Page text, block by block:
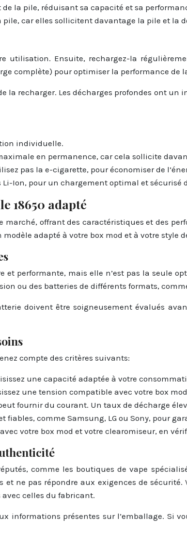
la pile, réduisant sa capacité et sa
pile, car elles sollicitent davantage la pile et la
utilisation. Ensuite, rechargez-la
complète) pour optimiser la performance de
la recharger. Les décharges profondes ont
individuelle.
en permanence, car cela sollicite
pas la e-cigarette, pour économiser de
Ion, pour un chargement optimal et sécurisé
18650 adapté
offrant des caractéristiques et des
adapté à votre box mod et à votre style
et performante, mais elle n’est pas la seule
ou des batteries de différents formats,
doivent être soigneusement évalués
compte des critères suivants:
une capacité adaptée à votre
une tension compatible avec votre box
fournir du courant. Un taux de décharge
fiables, comme Samsung, LG ou Sony, pour
votre box mod et votre clearomiseur, en
comme les boutiques de vape
ne pas répondre aux exigences de
celles du fabricant.
informations présentes sur l’emballage. Si